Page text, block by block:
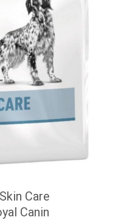
Care
Canin